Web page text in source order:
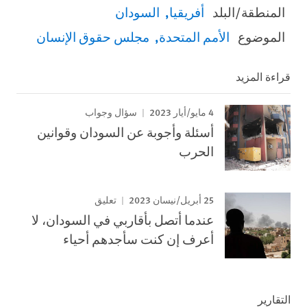
المنطقة/البلد أفريقيا السودان
الموضوع الأمم المتحدة مجلس حقوق الإنسان
قراءة المزيد
4 مايو/أيار 2023 سؤال وجواب
أسئلة وأجوبة عن السودان وقوانين
الحرب
25 أبريل/نيسان 2023 تعليق
عندما أتصل بأقاربي في السودان، لا
أعرف إن كنت سأجدهم أحياء
التقارير